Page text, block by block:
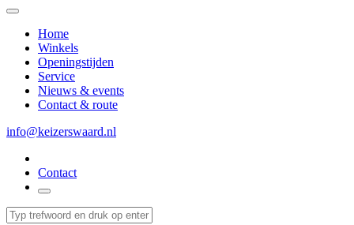
Home
Winkels
Openingstijden
Service
Nieuws & events
Contact & route
info@keizerswaard.nl
Contact